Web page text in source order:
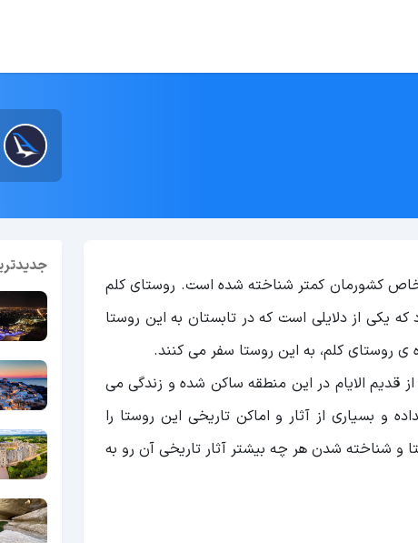
خاص کشورمان کمتر شناخته شده است. روستای کلم
یکی از دلایلی است که در تابستان به این روستا
ی روستای کلم، به این روستا سفر می کنند.
قدیم الایام در این منطقه ساکن شده و زندگی می
و بسیاری از آثار و اماکن تاریخی این روستا را
و شناخته شدن هر چه بیشتر آثار تاریخی آن رو به